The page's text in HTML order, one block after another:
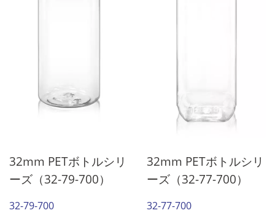
32mm PETボトルシリ
ーズ（32-79-700）
32-79-700
32mm PETボトルシリ
ーズ（32-77-700）
32-77-700